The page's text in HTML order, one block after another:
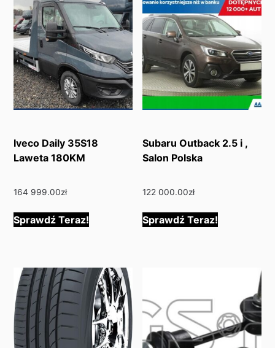
Iveco Daily 35S18
Laweta 180KM
164 999.00zł
Sprawdź Teraz!
Subaru Outback 2.5 i ,
Salon Polska
122 000.00zł
Sprawdź Teraz!